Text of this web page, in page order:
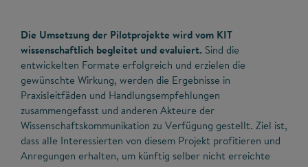
Die Umsetzung der Pilotprojekte wird vom KIT
wissenschaftlich begleitet und evaluiert. Sind die
entwickelten Formate erfolgreich und erzielen die
gewünschte Wirkung, werden die Ergebnisse in
Praxisleitfäden und Handlungsempfehlungen
zusammengefasst und anderen Akteure der
Wissenschaftskommunikation zu Verfügung gestellt. Ziel ist,
dass alle Interessierten von diesem Projekt profitieren und
Anregungen erhalten, um künftig selber nicht erreichte